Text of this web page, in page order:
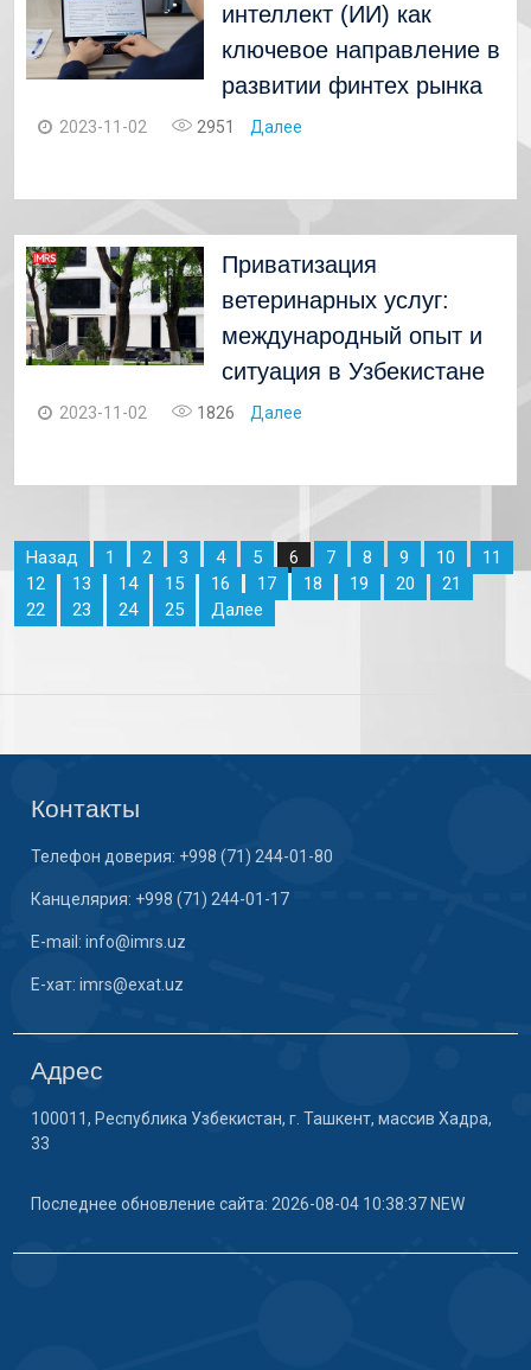
интеллект (ИИ) как
ключевое направление в
развитии финтех рынка
2023-11-02 2951 Далее
Приватизация
ветеринарных услуг:
международный опыт и
ситуация в Узбекистане
2023-11-02 1826 Далее
Назад 1 2 3 4 5 6 7 8 9 10
11
12
13 14 15 16 17 18 19 20
21
22
23 24 25 Далее
Контакты
Телефон доверия: +998 (71) 244-01-80
Канцелярия: +998 (71) 244-01-17
E-mail: info@imrs.uz
E-хат: imrs@exat.uz
Адрес
100011, Республика Узбекистан, г. Ташкент, массив Хадра,
33
Последнее обновление сайта: 2026-08-04 10:38:37 NEW